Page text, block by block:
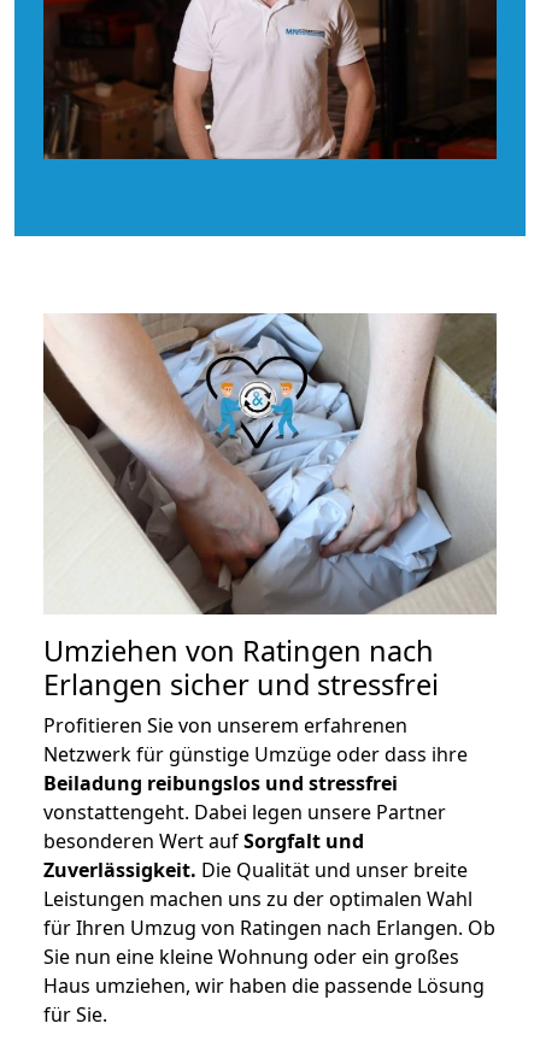
Umziehen von Ratingen nach
Erlangen sicher und stressfrei
Profitieren Sie von unserem erfahrenen
Netzwerk für günstige Umzüge oder dass ihre
Beiladung reibungslos und stressfrei
vonstattengeht. Dabei legen unsere Partner
besonderen Wert aufSorgfalt und
Zuverlässigkeit. Die Qualität und unser breite
Leistungen machen uns zu der optimalen Wahl
für Ihren Umzug von Ratingen nach Erlangen. Ob
Sie nun eine kleine Wohnung oder ein großes
Haus umziehen, wir haben die passende Lösung
für Sie.